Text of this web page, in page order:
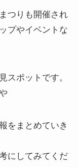
つりも開催され
プやイベントな
スポットです。
をまとめていき
にしてみてくだ